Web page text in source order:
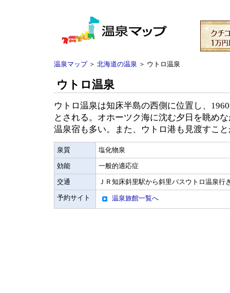
温泉マップ＞ 北海道の温泉 ＞ ウトロ温泉
ウトロ温泉
ウトロ温泉は知床半島の西側に位置し、
とされる。オホーツク海に沈む夕日を眺め
温泉宿も多い。また、ウトロ港も見渡すこ
泉質 塩化物泉
効能 一般的適応症
交通 ＪＲ知床斜里駅から斜里バスウトロ温泉行
予約サイト 温泉旅館一覧へ